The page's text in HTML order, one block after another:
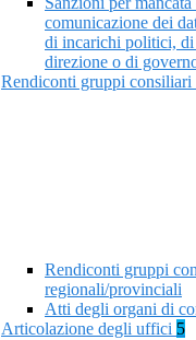
comunicazione dei
di incarichi politici, di
direzione o di
Rendiconti gruppi
Rendiconti gruppi
regionali/provinciali
Atti degli organi di
Articolazione degli uffici 5